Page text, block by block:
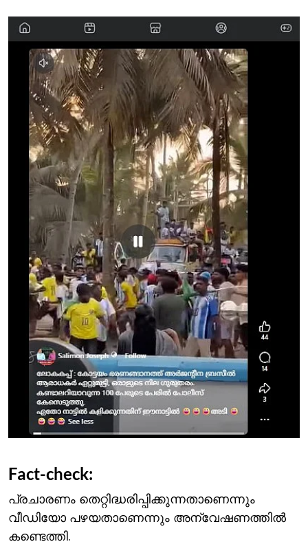
Fact-check:
പ്രചാരണം തെറ്റിദ്ധരിപ്പിക്കുന്നതാണെന്നും
വീഡിയോ പഴയതാണെന്നും അന്വേഷണത്തില്‍
കണ്ടെത്തി.